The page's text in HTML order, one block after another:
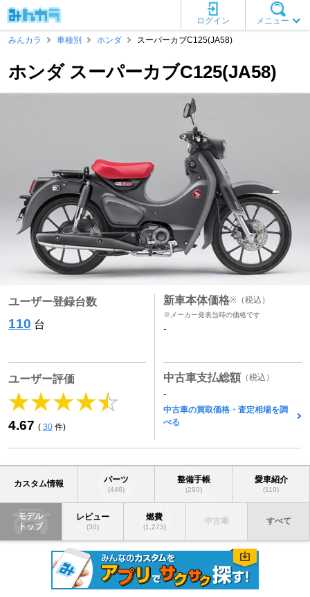
メニュー
ログイン
みんカラ
車種別 ホンダ スーパーカブC125(JA58)
ホンダ スーパーカブC125(JA58)
ユーザー登録台数
110 台
ユーザー評価
4.67 ( 30 件)
新車本体価格※ （税込）
※メーカー発表当時の価格です
-
中古車支払総額 （税込）
-
中古車の買取価格・査定相場を調
べる
カスタム情報 パーツ
(446)
整備手帳
(290)
愛車紹介
(110)
モデル
トップ
レビュー
(30)
燃費
(1,273)
中古車 すべて